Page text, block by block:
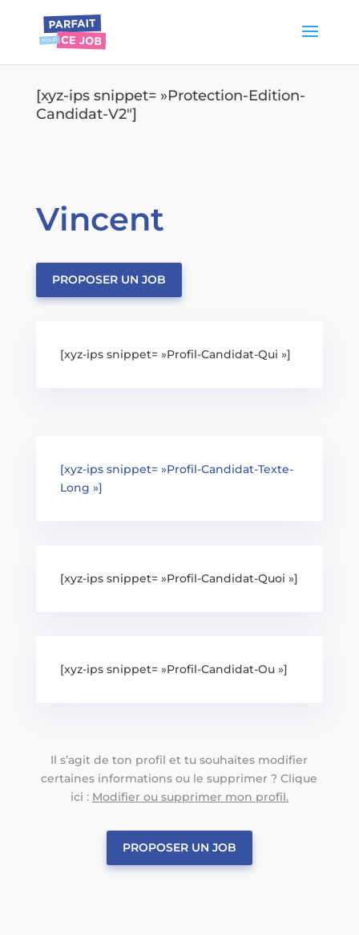
[xyz-ips snippet= »Protection-Edition-
Candidat-V2″]
Vincent
PROPOSER UN JOB
[xyz-ips snippet= »Profil-Candidat-Qui »]
[xyz-ips snippet= »Profil-Candidat-Texte-
Long »]
[xyz-ips snippet= »Profil-Candidat-Quoi »]
[xyz-ips snippet= »Profil-Candidat-Ou »]
Il s’agit de ton profil et tu souhaites modifier
certaines informations ou le supprimer ? Clique
ici : Modifier ou supprimer mon profil.
PROPOSER UN JOB